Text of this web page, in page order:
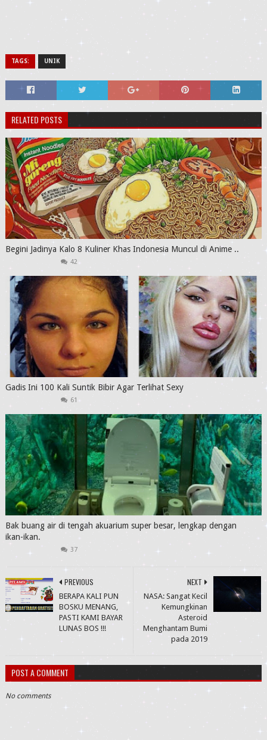
TAGS: UNIK
RELATED POSTS
Begini Jadinya Kalo 8 Kuliner Khas Indonesia Muncul di Anime ..
42
Gadis Ini 100 Kali Suntik Bibir Agar Terlihat Sexy
61
Bak buang air di tengah akuarium super besar, lengkap dengan
ikan-ikan.
37
NEXT
NASA: Sangat Kecil
Kemungkinan
Asteroid
Menghantam Bumi
pada 2019
PREVIOUS
BERAPA KALI PUN
BOSKU MENANG,
PASTI KAMI BAYAR
LUNAS BOS !!!
POST A COMMENT
No comments